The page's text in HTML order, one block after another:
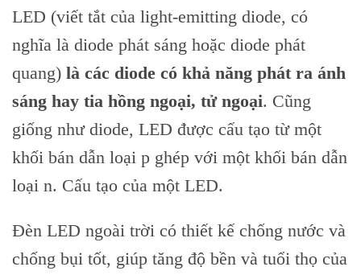
LED (viết tắt của light-emitting diode, có
nghĩa là diode phát sáng hoặc diode phát
quang) là các diode có khả năng phát ra ánh
sáng hay tia hồng ngoại, tử ngoại. Cũng
giống như diode, LED được cấu tạo từ một
khối bán dẫn loại p ghép với một khối bán dẫn
loại n. Cấu tạo của một LED.
Đèn LED ngoài trời có thiết kế chống nước và
chống bụi tốt, giúp tăng độ bền và tuổi thọ của